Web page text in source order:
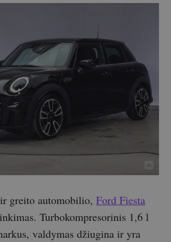
greito automobilio, Ford Fiesta
Turbokompresorinis 1,6 l
valdymas džiugina ir yra